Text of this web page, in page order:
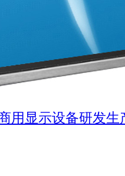
用显示设备研发